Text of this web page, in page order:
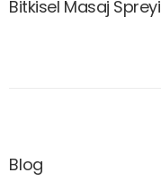
Bitkisel Masaj Spreyi
Blog